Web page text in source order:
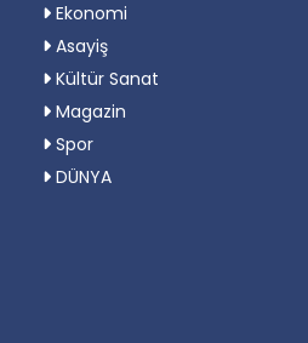
Ekonomi
Asayiş
Kültür Sanat
Magazin
Spor
DÜNYA